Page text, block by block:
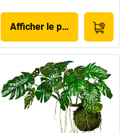
Afficher le produit